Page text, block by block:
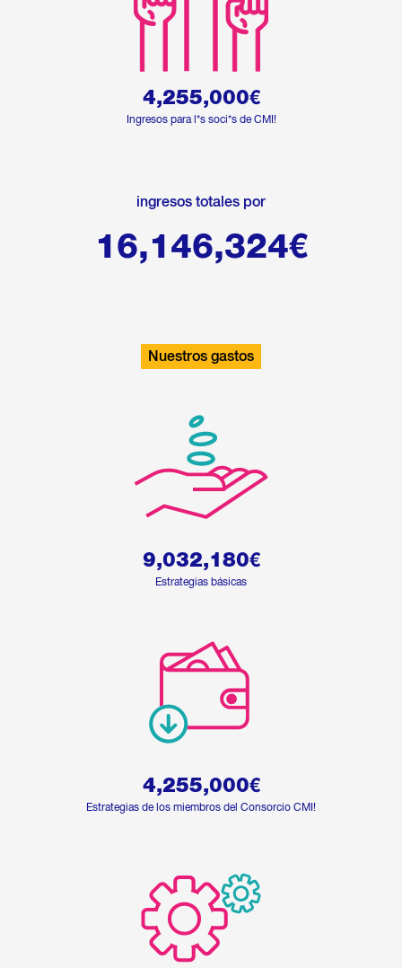
4,255,000€
Ingresos para l*s soci*s de CMI!
ingresos totales por
16,146,324€
Nuestros gastos
9,032,180€
Estrategias básicas
4,255,000€
Estrategias de los miembros del Consorcio CMI!